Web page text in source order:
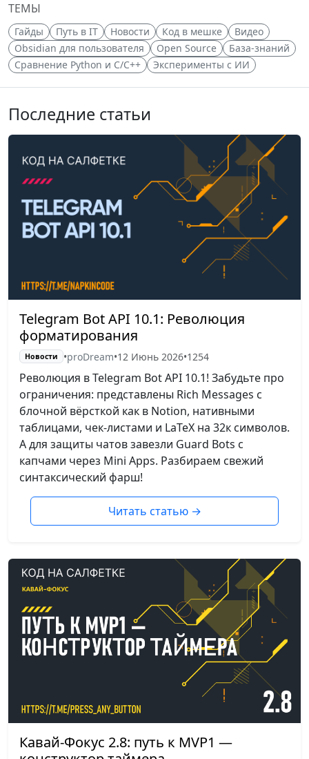
ТЕМЫ
Гайды Путь в IT Новости Код в мешке
Видео
Obsidian для пользователя
Open Source
База-знаний
Сравнение Python и С/C++
Эксперименты с ИИ
Последние статьи
Telegram Bot API 10.1: Революция
форматирования
Новости •proDream•12 Июнь 2026•1254
Революция в Telegram Bot API 10.1! Забудьте про
ограничения: представлены Rich Messages с
блочной вёрсткой как в Notion, нативными
таблицами, чек-листами и LaTeX на 32к символов.
А для защиты чатов завезли Guard Bots с
капчами через Mini Apps. Разбираем свежий
синтаксический фарш!
Читать статью →
Кавай-Фокус 2.8: путь к MVP1 —